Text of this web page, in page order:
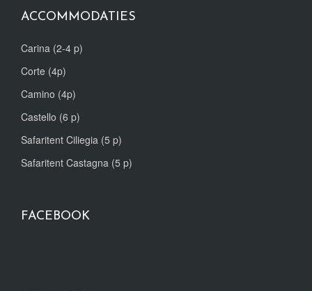
ACCOMMODATIES
Carina (2-4 p)
Corte (4p)
Camino (4p)
Castello (6 p)
Safaritent Ciliegia (5 p)
Safaritent Castagna (5 p)
FACEBOOK